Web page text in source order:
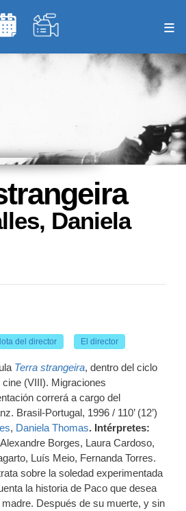
al
principal
Daniela
del director El director
Terra strangeira, dentro del ciclo
(VIII). Migraciones
correrá a cargo del
Brasil-Portugal, 1996 / 110’ (12’)
, Daniela Thomas. Intérpretes:
Borges, Laura Cardoso,
Luís Meio, Fernanda Torres.
sobre la soledad experimentada
la historia de Paco que desea
Después de su muerte, y sin